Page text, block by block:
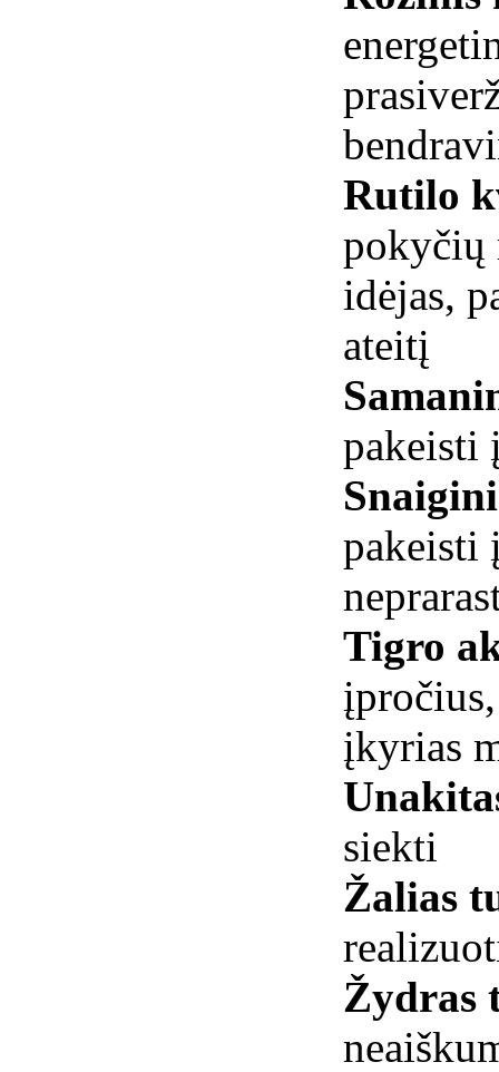
Rutilo
pokyčių
idėjas,
ateitį
pakeisti
pakeisti
Tigro
įkyrias
siekti
Žalias
Žydras